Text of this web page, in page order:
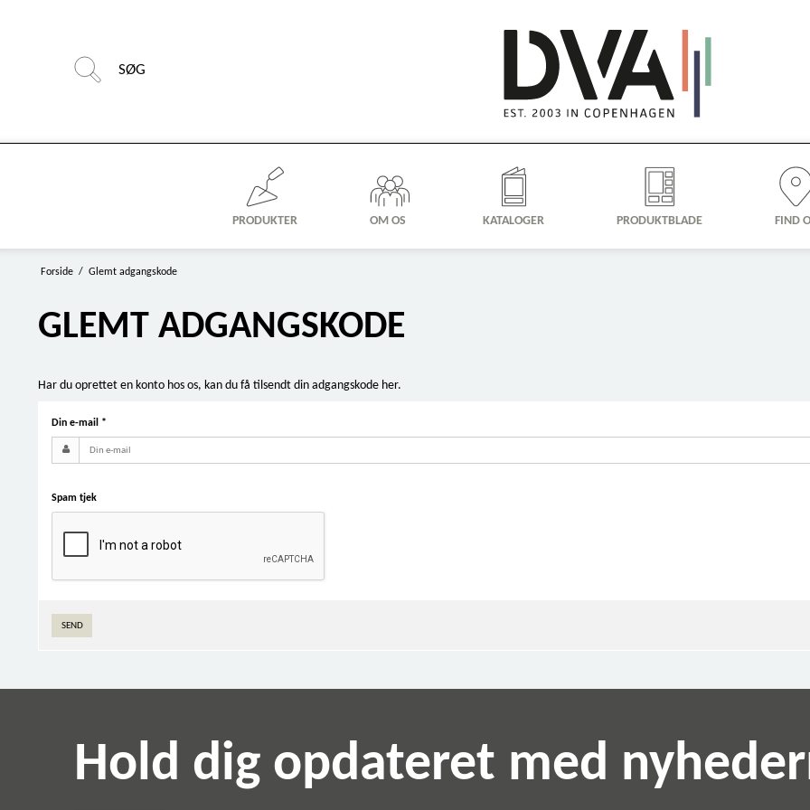
PRODUKTER OM OS KATALOGER PRODUKTBLADE FIND
Forside / Glemt adgangskode
GLEMT ADGANGSKODE
Har du oprettet en konto hos os, kan du få tilsendt din adgangskode her.
Din e-mail *
Spam tjek
SEND
Hold dig opdateret med